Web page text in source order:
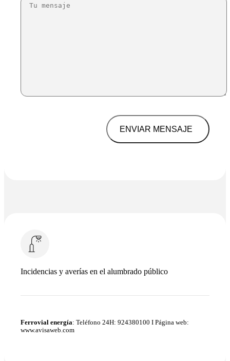
ENVIAR MENSAJE
Incidencias y averías en el alumbrado público
Ferrovial energía: Teléfono 24H: 924380100 I Página web:
www.avisaweb.com